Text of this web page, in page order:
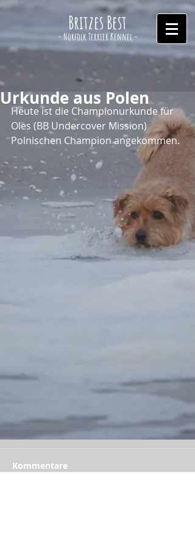
Britzes Best
- Norfolk Terrier Kennel -
Urkunde aus Polen
Heute ist die Championurkunde für
Oles (BB Undercover Mission)
Polnischen Champion angekommen.
Kommentare